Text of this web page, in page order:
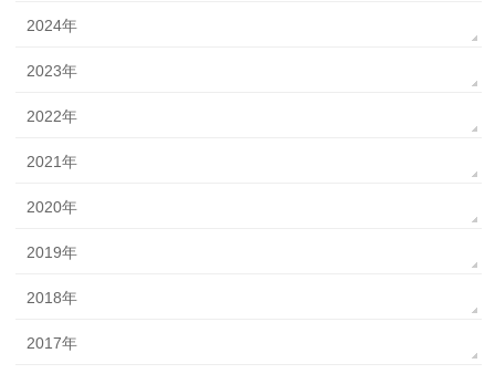
2024年
2023年
2022年
2021年
2020年
2019年
2018年
2017年